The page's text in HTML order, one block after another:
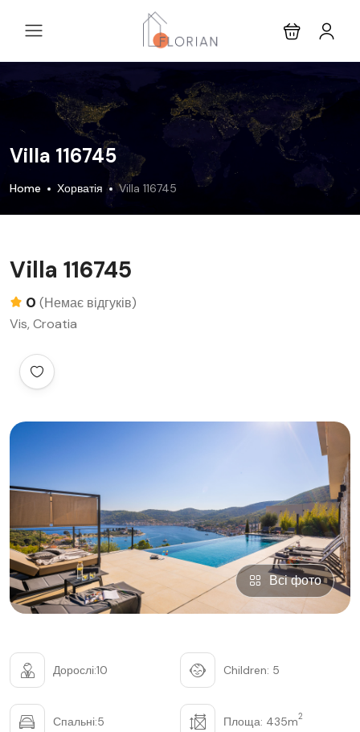
Villa 116745
Home Хорватія Villa 116745
Villa 116745
0 (Немає відгуків)
Vis, Croatia
Всі фото
Дорослі:10 Children: 5
Спальні:5 Площа: 435m2